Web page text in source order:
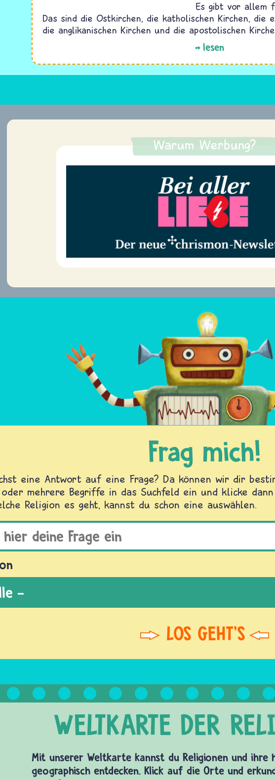
Es gibt vor allem
Das sind die Ostkirchen, die katholischen Kirchen, die
die anglikanischen Kirchen und die apostolischen
lesen
Warum Werbung?
Frag mich!
eine Antwort auf eine Frage? Da können wir dir
mehrere Begriffe in das Suchfeld ein und klicke
Religion es geht, kannst du schon eine auswählen.
Mit unserer Weltkarte kannst du Religionen und ihre
geographisch entdecken. Klick auf die Orte und